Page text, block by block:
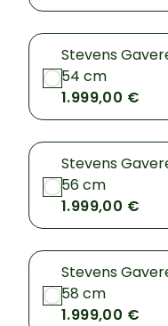
Stevens
54 cm
1.999,00 €
Stevens
56 cm
1.999,00 €
Stevens
58 cm
1.999,00 €